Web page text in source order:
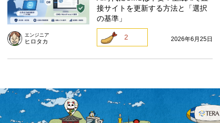
エンジニア
ヒロタカ
接サイトを更新する方法と「選択
の基準」
2 2026年6月25日